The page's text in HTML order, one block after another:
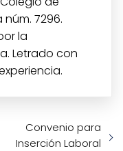
7296.
la
Letrado con
Convenio para
Inserción Laboral